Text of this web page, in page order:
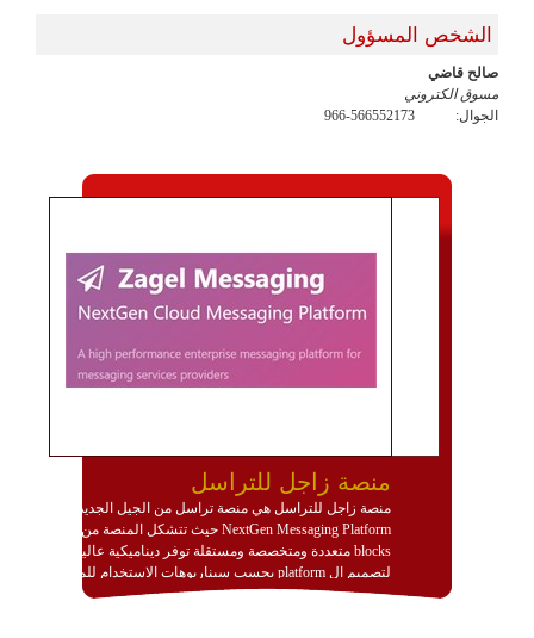
الشخص المسؤول
صالح قاضي
مسوق الكتروني
الجوال:
966-566552173
منصة زاجل للتراسل
منصة زاجل للتراسل هي منصة تراسل من الجيل الجديد
NextGen Messaging Platform حيث تتشكل المنصة من
blocks متعددة ومتخصصة ومستقلة توفر ديناميكية عالية
لتصميم ال platform بحسب سيناريوهات الاستخدام للمنصة
وتتوافق مع النشر والاستثمار ضمن بيئة استضافة dedicated